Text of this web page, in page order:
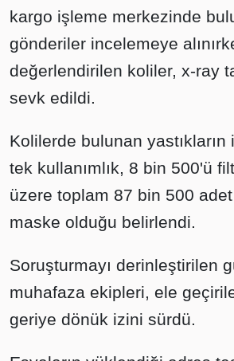
kargo işleme merkezinde
gönderiler incelemeye
değerlendirilen koliler, x-ray
sevk edildi.
Kolilerde bulunan
tek kullanımlık, 8 bin 500'ü
üzere toplam 87 bin 500
maske olduğu belirlendi.
Soruşturmayı derinleştirilen
muhafaza ekipleri, ele
geriye dönük izini sürdü.